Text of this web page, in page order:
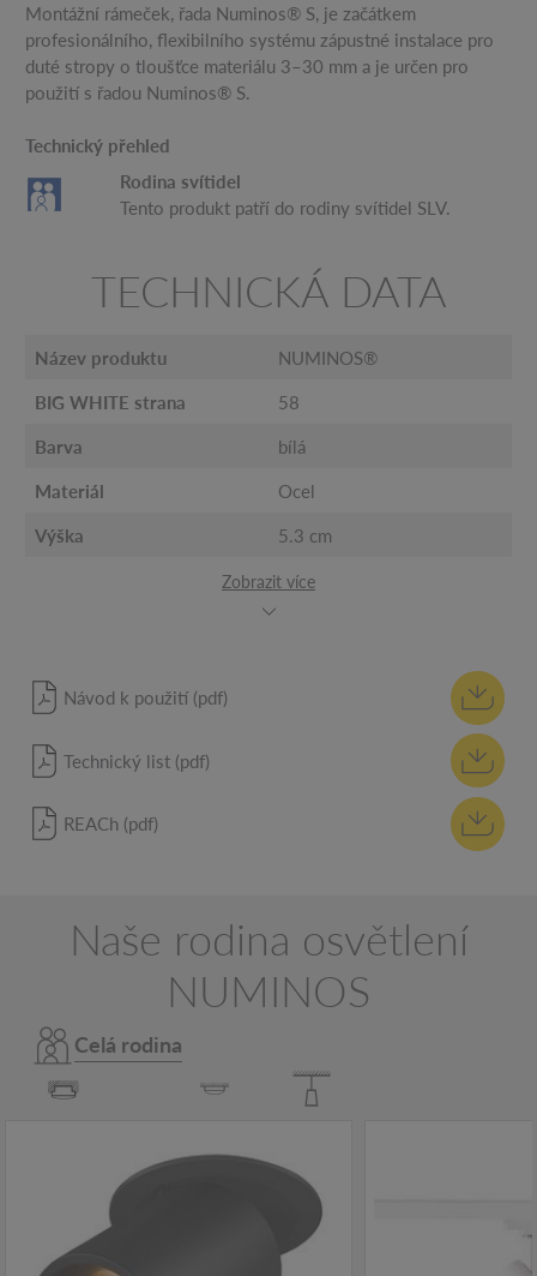
Montážní rámeček, řada Numinos® S, je začátkem
profesionálního, flexibilního systému zápustné instalace pro
duté stropy o tloušťce materiálu 3–30 mm a je určen pro
použití s ​​řadou Numinos® S.
Technický přehled
Rodina svítidel
Tento produkt patří do rodiny svítidel SLV.
TECHNICKÁ DATA
Název produktu NUMINOS®
BIG WHITE strana 58
Barva bílá
Materiál Ocel
Výška 5.3 cm
Zobrazit více
Návod k použití (pdf)
Technický list (pdf)
REACh (pdf)
Naše rodina osvětlení
NUMINOS
Celá rodina